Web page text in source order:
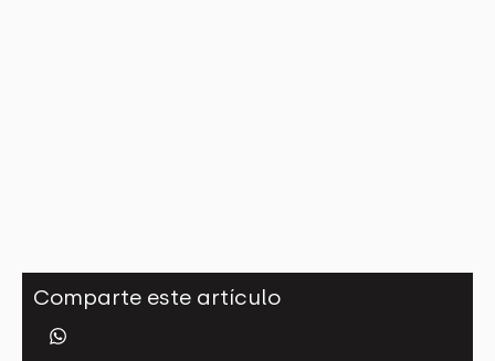
Comparte este artículo